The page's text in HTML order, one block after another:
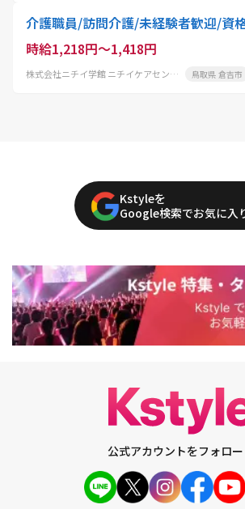
介護職員/訪問介護/未経験者歓迎/資
時給1,218円～1,418円
株式会社ニチイ学館 ニチイケアセンターゆりはま 鳥取県 倉吉市
Kstyleを
Google検索でお気に入
公式アカウントをフォロー